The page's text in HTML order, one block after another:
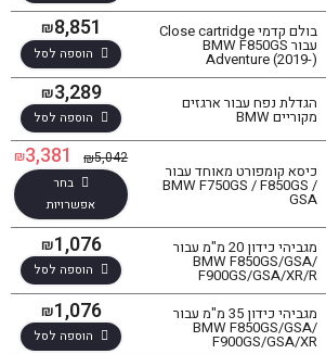
בולם קדמי Close cartridge
עבור BMW F850GS
Adventure (2019-)
₪8,851
הוספה לסל
הגדלת נפח עבור ארגזים
מקוריים BMW
₪3,289
הוספה לסל
כיסא קומפורט מאוחד עבור
BMW F750GS / F850GS /
GSA
₪5,042
₪3,381
בחר
אפשרויות
מגביהי כידון 20 מ"מ עבור
BMW F850GS/GSA/
F900GS/GSA/XR/R
₪1,076
הוספה לסל
מגביהי כידון 35 מ"מ עבור
BMW F850GS/GSA/
F900GS/GSA/XR
₪1,076
הוספה לסל